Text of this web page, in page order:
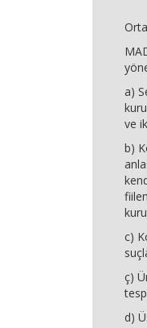
a)
ve
b)
c)
ç)
d)